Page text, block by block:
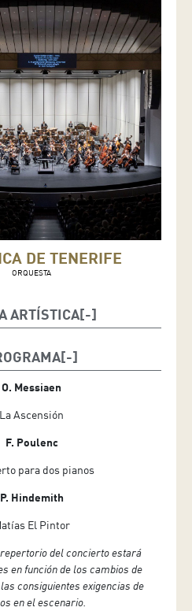
DE TENERIFE
ORQUESTA
ARTÍSTICA
Marzo, piano
Mahidhara, piano
O. Messiaen
La Ascensión
F. Poulenc
para dos pianos
P. Hindemith
El Pintor
del concierto estará
en función de los cambios de
consiguientes exigencias de
en el escenario.